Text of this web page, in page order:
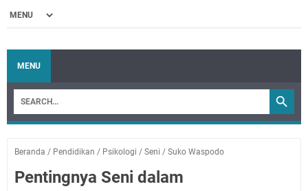
MENU
Beranda / Pendidikan / Psikologi / Seni / Suko Waspodo
Pentingnya Seni dalam